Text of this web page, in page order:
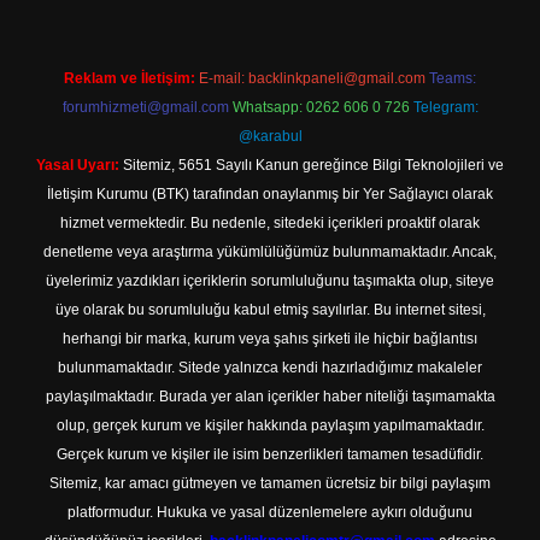
Reklam ve İletişim: E-mail: backlinkpaneli@gmail.com Teams:
forumhizmeti@gmail.com Whatsapp: 0262 606 0 726 Telegram:
@karabul
Yasal Uyarı: Sitemiz, 5651 Sayılı Kanun gereğince Bilgi Teknolojileri ve
İletişim Kurumu (BTK) tarafından onaylanmış bir Yer Sağlayıcı olarak
hizmet vermektedir. Bu nedenle, sitedeki içerikleri proaktif olarak
denetleme veya araştırma yükümlülüğümüz bulunmamaktadır. Ancak,
üyelerimiz yazdıkları içeriklerin sorumluluğunu taşımakta olup, siteye
üye olarak bu sorumluluğu kabul etmiş sayılırlar. Bu internet sitesi,
herhangi bir marka, kurum veya şahıs şirketi ile hiçbir bağlantısı
bulunmamaktadır. Sitede yalnızca kendi hazırladığımız makaleler
paylaşılmaktadır. Burada yer alan içerikler haber niteliği taşımamakta
olup, gerçek kurum ve kişiler hakkında paylaşım yapılmamaktadır.
Gerçek kurum ve kişiler ile isim benzerlikleri tamamen tesadüfidir.
Sitemiz, kar amacı gütmeyen ve tamamen ücretsiz bir bilgi paylaşım
platformudur. Hukuka ve yasal düzenlemelere aykırı olduğunu